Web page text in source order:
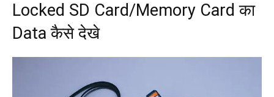
Locked SD Card/Memory Card का
Data कैसे देखे